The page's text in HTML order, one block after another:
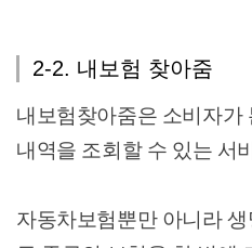
2-2. 내보험 찾아줌
내보험찾아줌은 소비자가
내역을 조회할 수 있는 서
자동차보험뿐만 아니라